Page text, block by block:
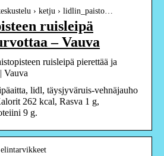
› ketju › lidlin_paisto…
ruisleipä
– Vauva
ruisleipä pierettää ja
Vauva
lidl, täysjyväruis-vehnäjauho
262 kcal, Rasva 1 g,
9 g.